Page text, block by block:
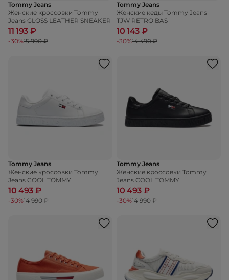
Tommy Jeans
Женские кроссовки Tommy
Jeans GLOSS LEATHER SNEAKER
11 193 ₽
-30%15 990 ₽
Tommy Jeans
Женские кеды Tommy Jeans
TJW RETRO BAS
10 143 ₽
-30%14 490 ₽
Tommy Jeans
Женские кроссовки Tommy
Jeans COOL TOMMY
10 493 ₽
-30%14 990 ₽
Tommy Jeans
Женские кроссовки Tommy
Jeans COOL TOMMY
10 493 ₽
-30%14 990 ₽